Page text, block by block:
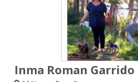
Inma Roman Garrido